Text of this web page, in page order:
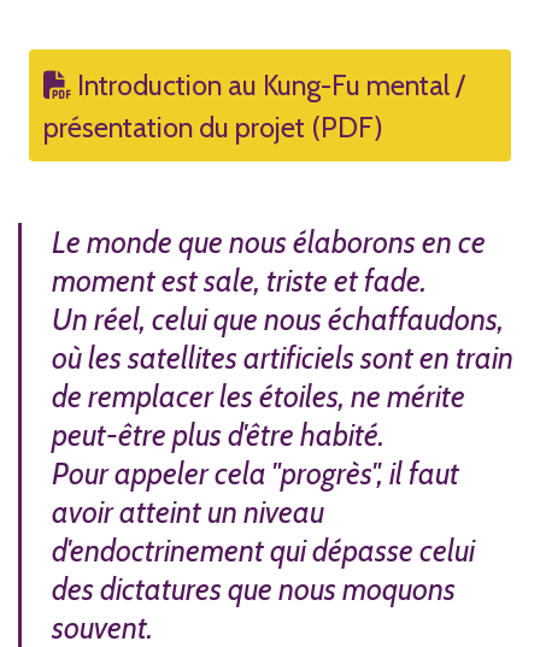
Introduction au Kung-Fu mental /
présentation du projet (PDF)
Le monde que nous élaborons en ce
moment est sale, triste et fade.
Un réel, celui que nous échaffaudons,
où les satellites artificiels sont en train
de remplacer les étoiles, ne mérite
peut-être plus d'être habité.
Pour appeler cela "progrès", il faut
avoir atteint un niveau
d'endoctrinement qui dépasse celui
des dictatures que nous moquons
souvent.